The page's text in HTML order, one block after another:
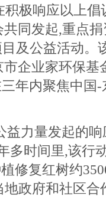
积极响应以上
同发起,重点
及公益活动。
企业家环保基
年内聚焦中国
益力量发起的
多时间里,该行
修复红树约
政府和社区合